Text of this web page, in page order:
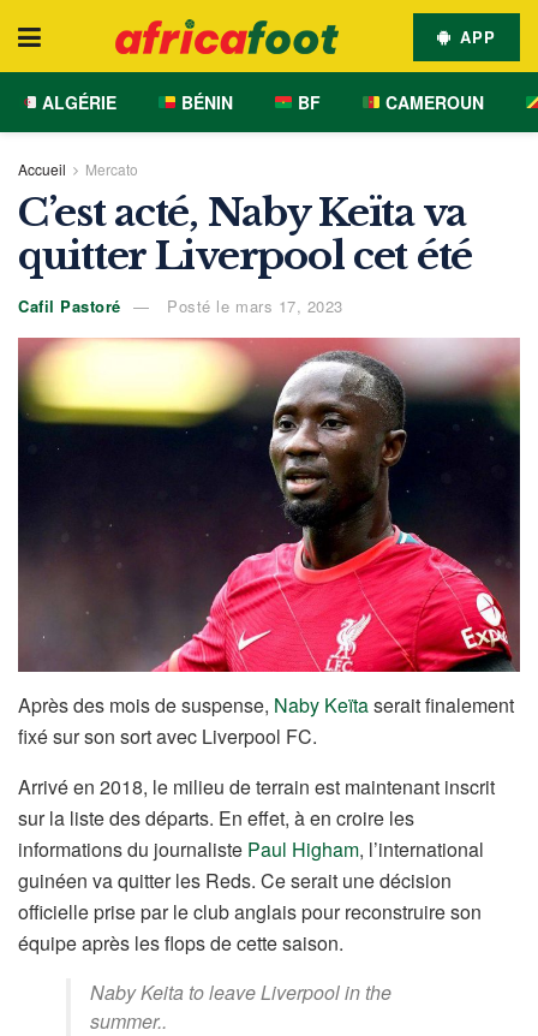
APP
ALGÉRIE BÉNIN BF CAMEROUN
Accueil Mercato
C’est acté, Naby Keïta va
quitter Liverpool cet été
Cafil Pastoré Posté le mars 17, 2023
Après des mois de suspense, Naby Keïtaserait finalement
fixé sur son sort avec Liverpool FC.
Arrivé en 2018, le milieu de terrain est maintenant inscrit
sur la liste des départs. En effet, à en croire les
informations du journaliste Paul Higham, l’international
guinéen va quitter les Reds. Ce serait une décision
officielle prise par le club anglais pour reconstruire son
équipe après les flops de cette saison.
Naby Keita to leave Liverpool in the
summer..